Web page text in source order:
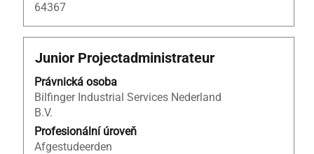
64367
Titul
Junior Projectadministrateur
Právnická osoba
Bilfinger Industrial Services Nederland
B.V.
Profesionální úroveň
Afgestudeerden
Vyberte
zobrazení
veškerých
informací
o
profesi.